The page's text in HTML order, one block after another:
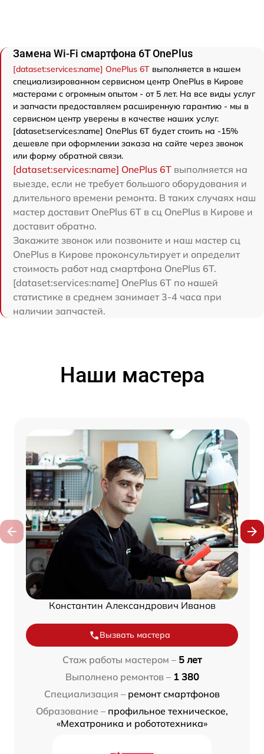
Замена Wi-Fi смартфона 6T OnePlus
[dataset:services:name] OnePlus 6T выполняется в нашем
специализированном сервисном центр OnePlus в Кирове
мастерами с огромным опытом - от 5 лет. На все виды услуг
и запчасти предоставляем расширенную гарантию - мы в
сервисном центр уверены в качестве наших услуг.
[dataset:services:name] OnePlus 6T будет стоить на -15%
дешевле при оформлении заказа на сайте через звонок
или форму обратной связи.
[dataset:services:name] OnePlus 6T выполняется на
выезде, если не требует большого оборудования и
длительного времени ремонта. В таких случаях наш
мастер доставит OnePlus 6T в сц OnePlus в Кирове и
доставит обратно.
Закажите звонок или позвоните и наш мастер сц
OnePlus в Кирове проконсультирует и определит
стоимость работ над смартфона OnePlus 6T.
[dataset:services:name] OnePlus 6T по нашей
статистике в среднем занимает 3-4 часа при
наличии запчастей.
Наши мастера
Константин Александрович Иванов
Вызвать мастера
Стаж работы мастером – 5 лет
Выполнено ремонтов – 1 380
Специализация – ремонт смартфонов
Образование – профильное техническое,
«Мехатроника и робототехника»